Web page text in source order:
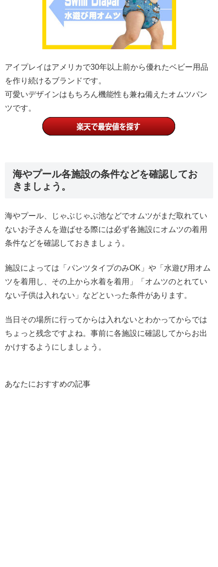
アイプレイはアメリカで30年以上前から優れたベビー用品
を作り続けるブランドです。
可愛いデザインはもちろん機能性も兼ね備えたオムツパン
ツです。
海やプール各施設の条件などを確認してお
きましょう。
海やプール、じゃぶじゃぶ池などでオムツがまだ取れてい
ないお子さんを遊ばせる際には必ず各施設にオムツの着用
条件などを確認しておきましょう。
施設によっては「パンツタイプのみOK」や「水遊び用オム
ツを着用し、その上から水着を着用」「オムツのとれてい
ない子供は入れない」などといった条件があります。
当日その場所に行ってからは入れないとわかってからでは
ちょっと残念ですよね。事前に各施設に確認してからお出
かけするようにしましょう。
あなたにおすすめの記事